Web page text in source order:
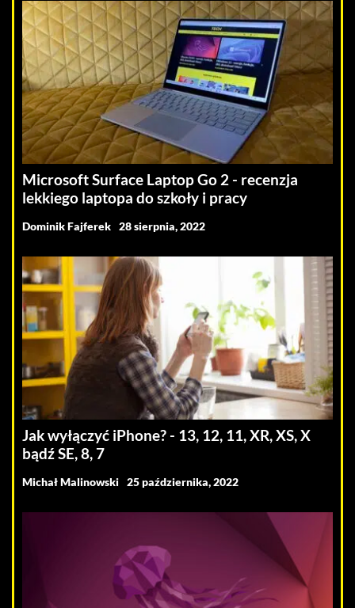
Microsoft Surface Laptop Go 2 - recenzja
lekkiego laptopa do szkoły i pracy
Dominik Fajferek 28 sierpnia, 2022
Jak wyłączyć iPhone? - 13, 12, 11, XR, XS, X
bądź SE, 8, 7
Michał Malinowski 25 października, 2022